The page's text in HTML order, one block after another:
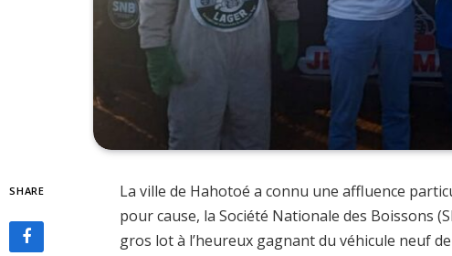
SHARE
La ville de Hahotoé a connu une affluence
pour cause, la Société Nationale des Boissons
gros lot à l’heureux gagnant du véhicule neuf